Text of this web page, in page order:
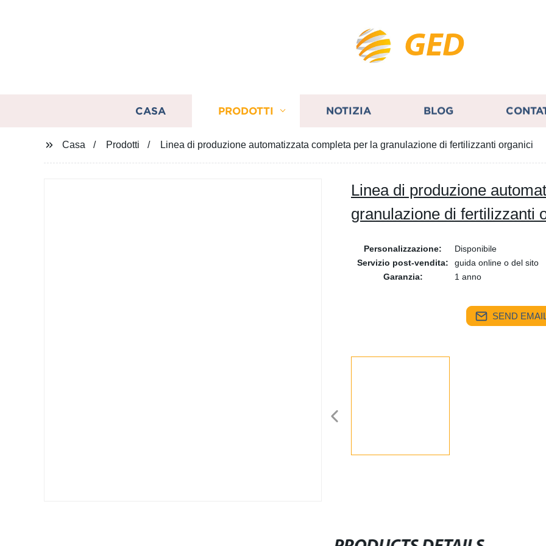
GED
CASA PRODOTTI NOTIZIA BLOG
Casa Prodotti Linea di produzione automatizzata completa per la granulazione di fertilizzanti organici
Linea di produzione
granulazione di fertilizzanti
Personalizzazione:
Disponibile
Servizio post-vendita:
guida online o del sito
Garanzia:
1 anno
SEND